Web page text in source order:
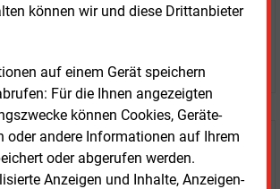
können wir und diese Drittanbieter
auf einem Gerät speichern
Für die Ihnen angezeigten
können Cookies, Geräte-
oder andere Informationen auf Ihrem
oder abgerufen werden.
Anzeigen und Inhalte, Anzeigen-
kostenlos und